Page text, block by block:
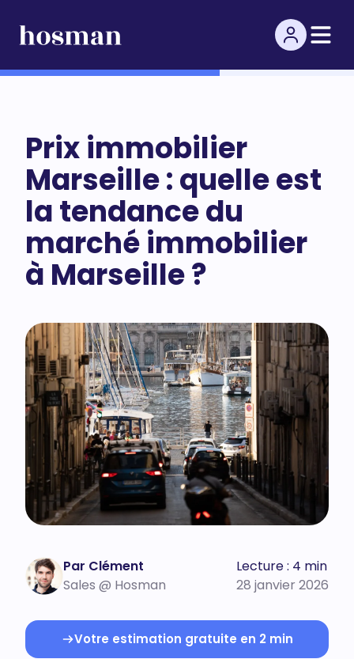
Prix immobilier
Marseille : quelle est
la tendance du
marché immobilier
à Marseille ?
Par Clément
Sales @ Hosman
Lecture : 4 min
28 janvier 2026
Votre estimation gratuite en 2 min